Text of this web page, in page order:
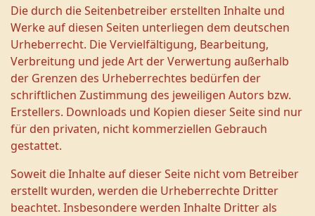
Die durch die Seitenbetreiber erstellten Inhalte und
Werke auf diesen Seiten unterliegen dem deutschen
Urheberrecht. Die Vervielfältigung, Bearbeitung,
Verbreitung und jede Art der Verwertung außerhalb
der Grenzen des Urheberrechtes bedürfen der
schriftlichen Zustimmung des jeweiligen Autors bzw.
Erstellers. Downloads und Kopien dieser Seite sind nur
für den privaten, nicht kommerziellen Gebrauch
gestattet.
Soweit die Inhalte auf dieser Seite nicht vom Betreiber
erstellt wurden, werden die Urheberrechte Dritter
beachtet. Insbesondere werden Inhalte Dritter als